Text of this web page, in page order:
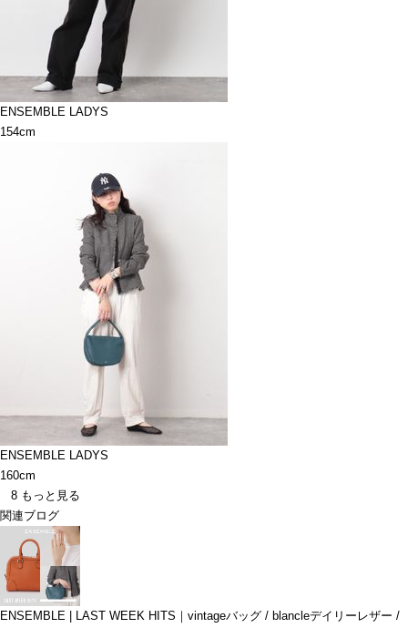
ENSEMBLE LADYS
154cm
ENSEMBLE LADYS
160cm
8 もっと見る
関連ブログ
ENSEMBLE | LAST WEEK HITS｜vintageバッグ / blancleデイリーレザー /